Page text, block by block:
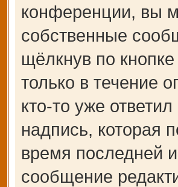
конференции, вы
собственные
щёлкнув по кнопке
только в течение
кто-то уже
надпись, которая
время последней
сообщение